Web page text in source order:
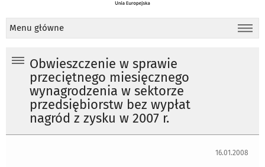
Menu główne
Obwieszczenie w sprawie
przeciętnego miesięcznego
wynagrodzenia w sektorze
przedsiębiorstw bez wypłat
nagród z zysku w 2007 r.
16.01.2008